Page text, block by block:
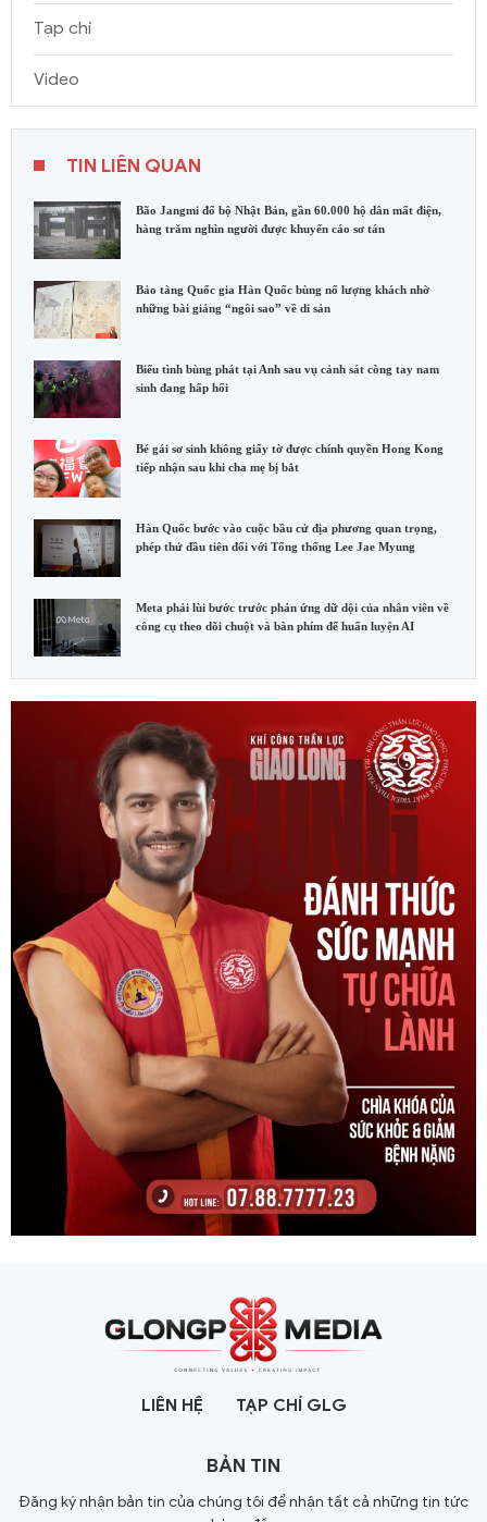
Tạp chí
Video
TIN LIÊN QUAN
Bão Jangmi đổ bộ Nhật Bản, gần 60.000 hộ dân mất điện,
hàng trăm nghìn người được khuyến cáo sơ tán
Bảo tàng Quốc gia Hàn Quốc bùng nổ lượng khách nhờ
những bài giảng “ngôi sao” về di sản
Biểu tình bùng phát tại Anh sau vụ cảnh sát còng tay nam
sinh đang hấp hối
Bé gái sơ sinh không giấy tờ được chính quyền Hong Kong
tiếp nhận sau khi cha mẹ bị bắt
Hàn Quốc bước vào cuộc bầu cử địa phương quan trọng,
phép thử đầu tiên đối với Tổng thống Lee Jae Myung
Meta phải lùi bước trước phản ứng dữ dội của nhân viên về
công cụ theo dõi chuột và bàn phím để huấn luyện AI
LIÊN HỆ TẠP CHÍ GLG
BẢN TIN
Đăng ký nhận bản tin của chúng tôi để nhận tất cả những tin tức